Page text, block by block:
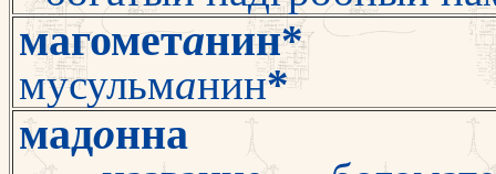
магометанин*
мусульманин*
мадонна